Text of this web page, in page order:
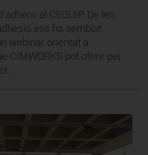
al CEQUIP. De les
ens ha semblat
webinar orientat a
CIMWORKS pot oferir per
...